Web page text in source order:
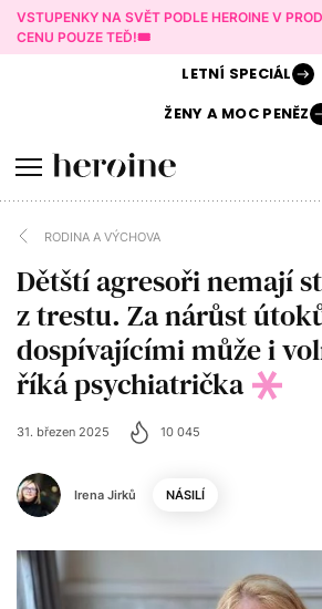
VSTUPENKY NA SVĚT PODLE HEROINE V
CENU POUZE TEĎ!🎟️
LETNÍ SPECIÁL
ŽENY AMOC PENĚZ
RODINA A VÝCHOVA
Dětští agresoři nemají
z trestu. Za nárůst
dospívajícími může i
říká psychiatrička
Irena Jirků
31. březen 2025 10 045
NÁSILÍ